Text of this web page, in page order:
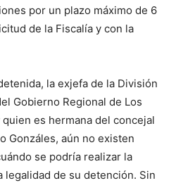
por un plazo máximo de 6
de la Fiscalía y con la
la exjefa de la División
Gobierno Regional de Los
es hermana del concejal
Gonzáles, aún no existen
se podría realizar la
legalidad de su detención. Sin